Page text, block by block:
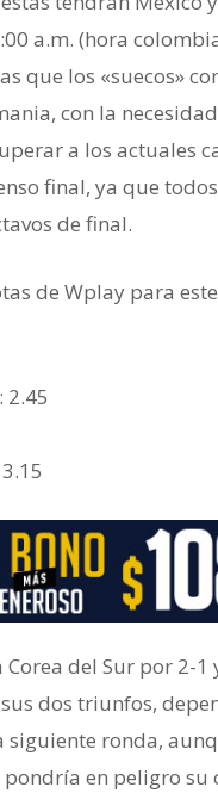
a.m. (hora
que los «suecos»
con la
a los actuales
final, ya que
de final.
de Wplay para
2.45
del Sur por 2-
dos triunfos,
siguiente ronda,
en peligro